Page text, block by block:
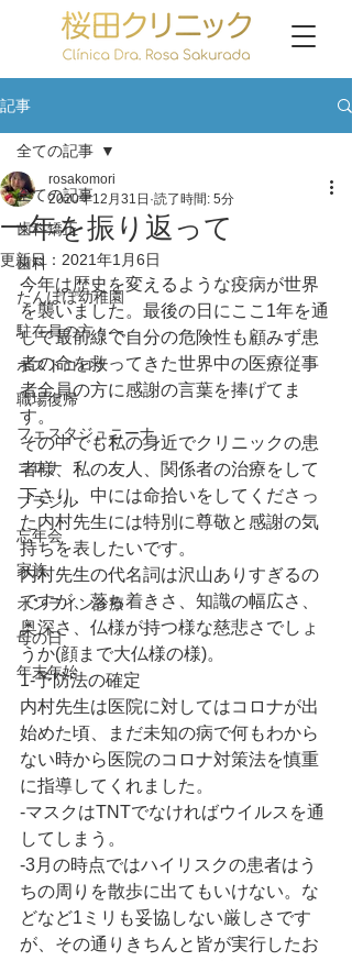
記事
全ての記事
歯科矯正
歯科
たんぽぽ幼稚園
駐在員の方々へ
ポストコロナ
職場復帰
フェスタジュニーナ
コロナ
ブラジル
忘年会
家族
オンライン診療
母の日
年末年始
全ての記事
一年を振り返って
rosakomori
2020年12月31日 読了時間: 5分
更新日： 2021年1月6日
今年は歴史を変えるような疫病が世界
を襲いました。最後の日にここ1年を通
して最前線で自分の危険性も顧みず患
者の命を救ってきた世界中の医療従事
者全員の方に感謝の言葉を捧げてま
す。
その中でも私の身近でクリニックの患
者様、私の友人、関係者の治療をして
下さり、中には命拾いをしてくださっ
た内村先生には特別に尊敬と感謝の気
持ちを表したいです。
内村先生の代名詞は沢山ありすぎるの
ですが、落ち着きさ、知識の幅広さ、
奥深さ、仏様が持つ様な慈悲さでしょ
うか(顔まで大仏様の様)。
1-予防法の確定
内村先生は医院に対してはコロナが出
始めた頃、まだ未知の病で何もわから
ない時から医院のコロナ対策法を慎重
に指導してくれました。
-マスクはTNTでなければウイルスを通
してしまう。
-3月の時点ではハイリスクの患者はう
ちの周りを散歩に出てもいけない。な
どなど1ミリも妥協しない厳しさです
が、その通りきちんと皆が実行したお